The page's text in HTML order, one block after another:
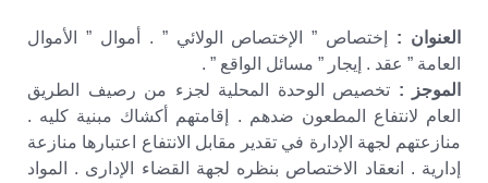
العنوان : إختصاص ” الإختصاص الولائي ” . أموال ” الأموال
العامة ” عقد . إيجار ” مسائل الواقع ” .
الموجز : تخصيص الوحدة المحلية لجزء من رصيف الطريق
العام لانتفاع المطعون ضدهم . إقامتهم أكشاك مبنية كليه .
منازعتهم لجهة الإدارة في تقدير مقابل الانتفاع اعتبارها منازعة
إدارية . انعقاد الاختصاص بنظره لجهة القضاء الإدارى . المواد